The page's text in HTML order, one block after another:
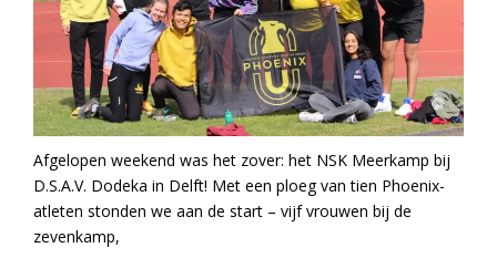
Afgelopen weekend was het zover: het NSK Meerkamp bij
D.S.A.V. Dodeka in Delft! Met een ploeg van tien Phoenix-
atleten stonden we aan de start – vijf vrouwen bij de
zevenkamp,